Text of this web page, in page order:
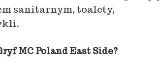
sanitarnym, toalety,
MC Poland East Side?